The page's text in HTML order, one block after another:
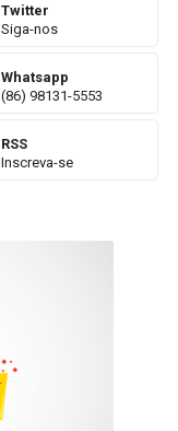
Twitter
Siga-nos
Whatsapp
(86) 98131-5553
RSS
Inscreva-se